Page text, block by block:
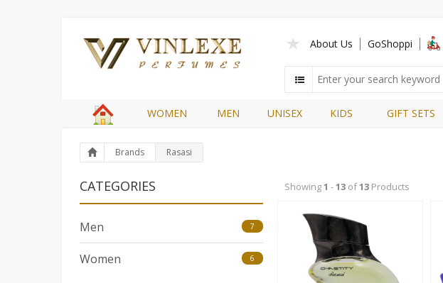
About Us GoShoppi
WOMEN MEN UNISEX KIDS GIFT SETS
Brands Rasasi
CATEGORIES
Men 7
Women 6
Showing1 -13of13Products